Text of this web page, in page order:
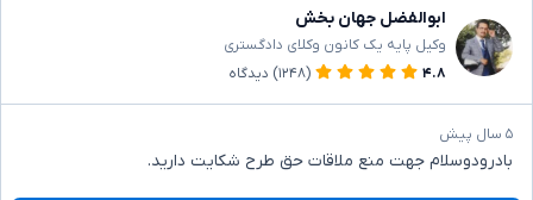
ابوالفضل جهان بخش
وکیل پایه یک کانون وکلای دادگستری
۴.۸
(۱۲۴۸) دیدگاه
۵ سال پیش
بادرودوسلام جهت منع ملاقات حق طرح شکایت دارید.